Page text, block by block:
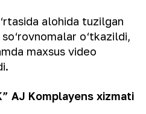
alohida tuzilgan
o‘tkazildi,
maxsus video
AJ Komplayens xizmati